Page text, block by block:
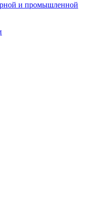
и промышленной